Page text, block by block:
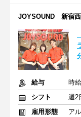
JOYSOUND 新宿西
給与
時
シフト
雇用形態
ア